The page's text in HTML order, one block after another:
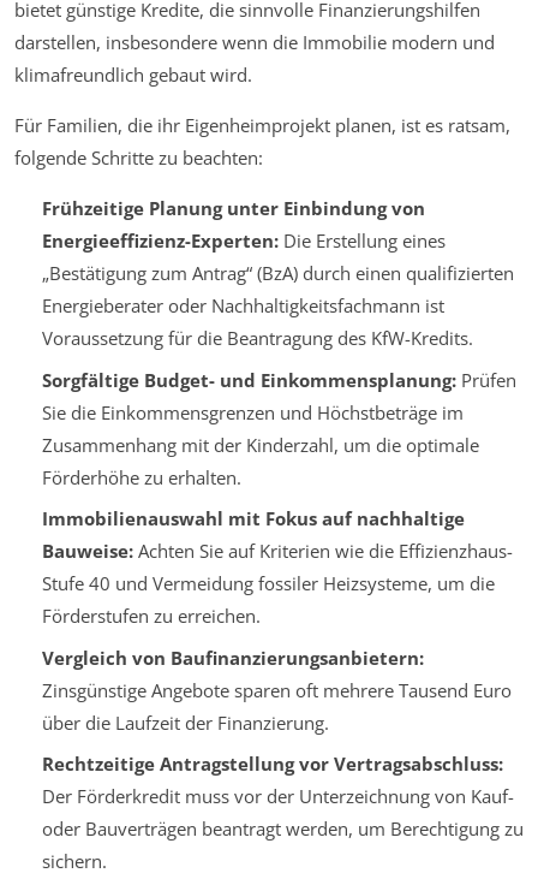
bietet günstige Kredite, die sinnvolle Finanzierungshilfen
darstellen, insbesondere wenn die Immobilie modern und
klimafreundlich gebaut wird.
Für Familien, die ihr Eigenheimprojekt planen, ist es ratsam,
folgende Schritte zu beachten:
Frühzeitige Planung unter Einbindung von
Energieeffizienz-Experten:Die Erstellung eines
„Bestätigung zum Antrag“ (BzA) durch einen qualifizierten
Energieberater oder Nachhaltigkeitsfachmann ist
Voraussetzung für die Beantragung des KfW-Kredits.
Sorgfältige Budget- und Einkommensplanung:Prüfen
Sie die Einkommensgrenzen und Höchstbeträge im
Zusammenhang mit der Kinderzahl, um die optimale
Förderhöhe zu erhalten.
Immobilienauswahl mit Fokus auf nachhaltige
Bauweise:Achten Sie auf Kriterien wie die Effizienzhaus-
Stufe 40 und Vermeidung fossiler Heizsysteme, um die
Förderstufen zu erreichen.
Vergleich von Baufinanzierungsanbietern:
Zinsgünstige Angebote sparen oft mehrere Tausend Euro
über die Laufzeit der Finanzierung.
Rechtzeitige Antragstellung vor Vertragsabschluss:
Der Förderkredit muss vor der Unterzeichnung von Kauf-
oder Bauverträgen beantragt werden, um Berechtigung zu
sichern.